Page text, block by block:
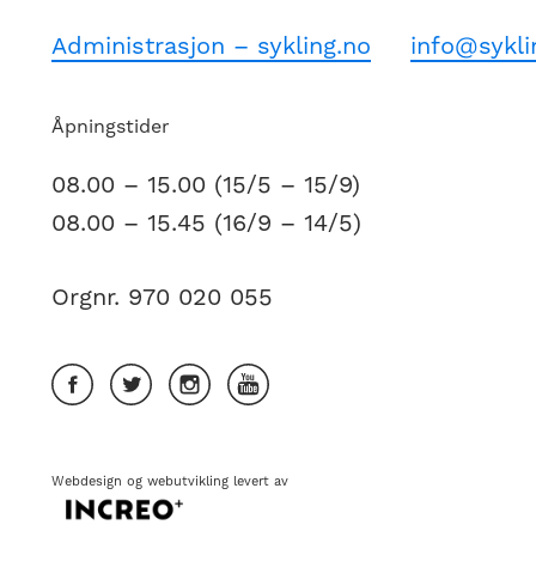
Administrasjon – sykling.no
Åpningstider
08.00 – 15.00 (15/5 – 15/9)
08.00 – 15.45 (16/9 – 14/5)
Orgnr. 970 020 055
Webdesign ogwebutvikling levert av